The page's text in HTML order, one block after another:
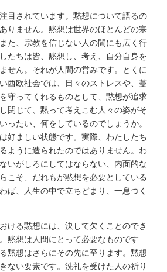
目されています。黙想について語るの
りません。黙想は世界のほとんどの宗
た、宗教を信じない人の間にも広く行
たちは皆、黙想し、考え、自分自身を
せん。それが人間の営みです。とくに
西欧社会では、日々のストレスや、蔓
守ってくれるものとして、黙想が追求
閉じて、黙って考えこむ人々の姿がそ
ったい、何をしているのでしょうか。
好ましい状態です。実際、わたしたち
ように造られたのではありません。わ
いがしろにしてはならない、内面的な
こそ、だれもが黙想を必要としている
ば、人生の中で立ちどまり、一息つく
ける黙想には、決して欠くことのでき
黙想は人間にとって必要なものです
黙想はさらにその先に至ります。黙想
ない要素です。洗礼を受けた人の祈り